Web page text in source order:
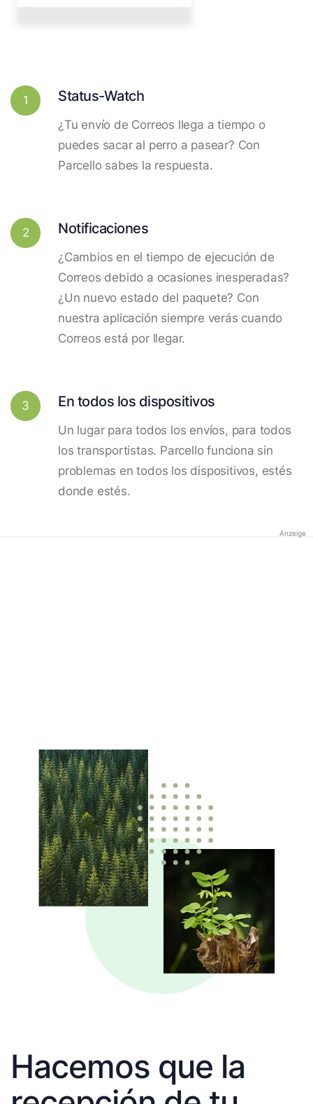
1 Status-Watch
¿Tu envío de Correos llega a tiempo o
puedes sacar al perro a pasear? Con
Parcello sabes la respuesta.
2 Notificaciones
¿Cambios en el tiempo de ejecución de
Correos debido a ocasiones inesperadas?
¿Un nuevo estado del paquete? Con
nuestra aplicación siempre verás cuando
Correos está por llegar.
3 En todos los dispositivos
Un lugar para todos los envíos, para todos
los transportistas. Parcello funciona sin
problemas en todos los dispositivos, estés
donde estés.
Anzeige
Hacemos que la